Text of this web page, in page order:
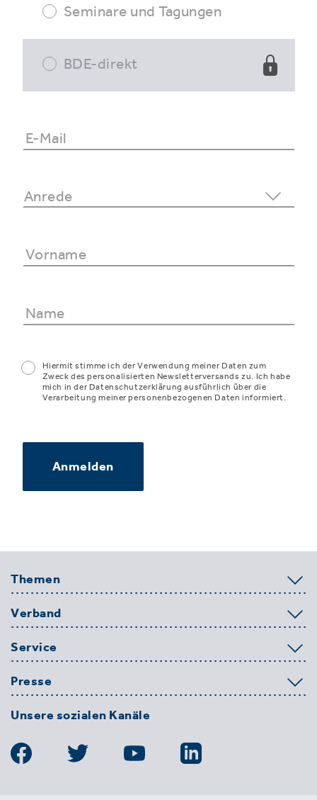
Seminare und Tagungen
BDE-direkt
Hiermit stimme ich der Verwendung meiner Daten zum
Zweck des personalisierten Newsletterversands zu. Ich habe
mich in der Datenschutzerklärung ausführlich über die
Verarbeitung meiner personenbezogenen Daten informiert.
Anmelden
Themen
Verband
Service
Presse
Unsere sozialen Kanäle